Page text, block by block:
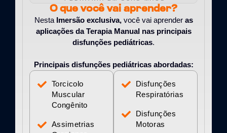
O que você vai aprender?
Nesta Imersão exclusiva,você vai aprender as
aplicações da Terapia Manual nas principais
disfunções pediátricas.
Principais disfunções pediátricas abordadas:
Torcicolo
Muscular
Congênito
Assimetrias
Disfunções
Respiratórias
Disfunções
Motoras